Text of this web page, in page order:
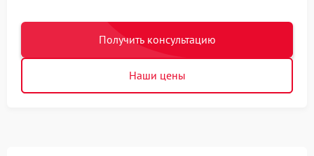
Получить консультацию
Наши цены